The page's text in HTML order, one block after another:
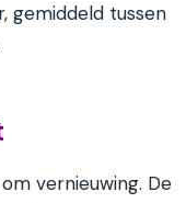
gemiddeld tussen
vernieuwing. De